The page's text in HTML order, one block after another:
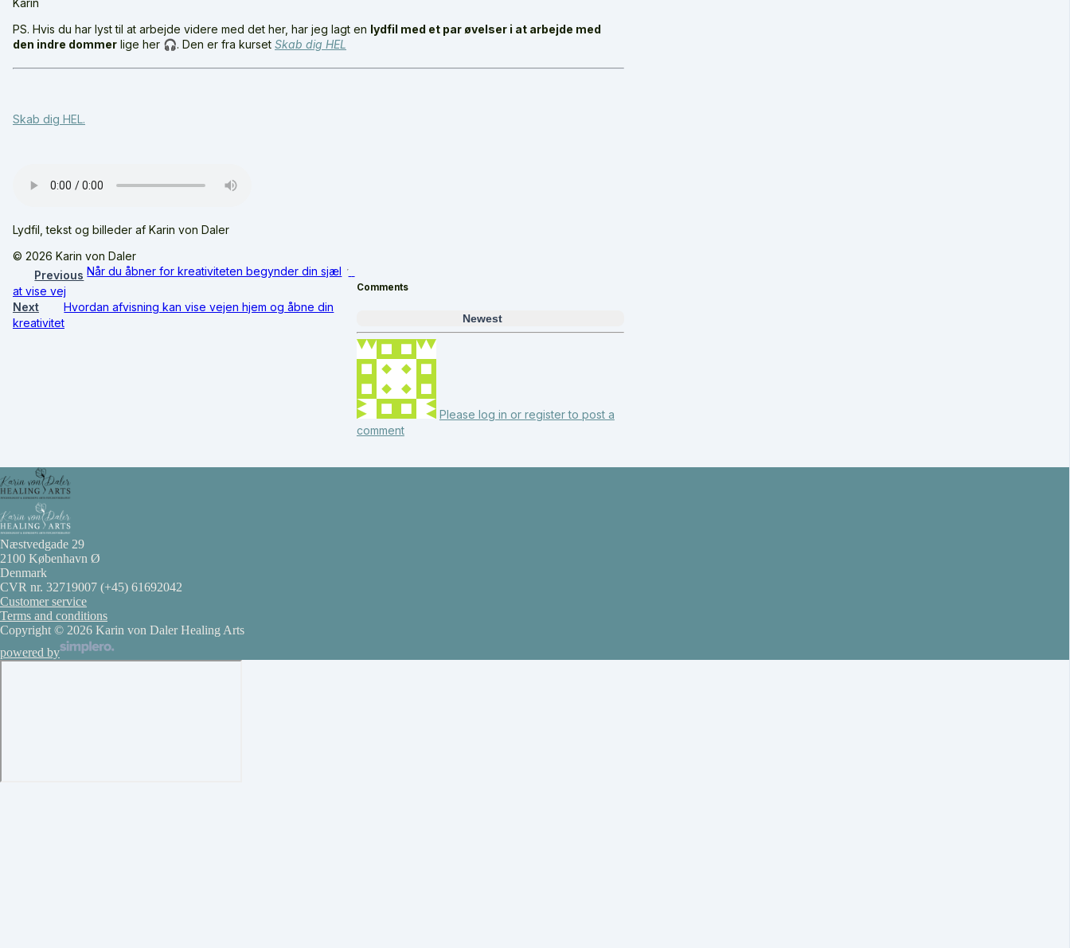
Karin
PS. Hvis du har lyst til at arbejde videre med det her, har jeg lagt en lydfil med et par øvelser i at arbejde med
den indre dommer lige her 🎧. Den er fra kurset Skab dig HEL
Skab dig HEL.
Lydfil, tekst og billeder af Karin von Daler
© 2026 Karin von Daler
Previous Når du åbner for kreativiteten begynder din sjæl
at vise vej
Next
Hvordan afvisning kan vise vejen hjem og åbne din
kreativitet
Comments
Newest
Please log in or register to post a
comment
Næstvedgade 29
2100 København Ø
Denmark
CVR nr. 32719007 (+45) 61692042
Customer service
Terms and conditions
Copyright © 2026 Karin von Daler Healing Arts
powered by